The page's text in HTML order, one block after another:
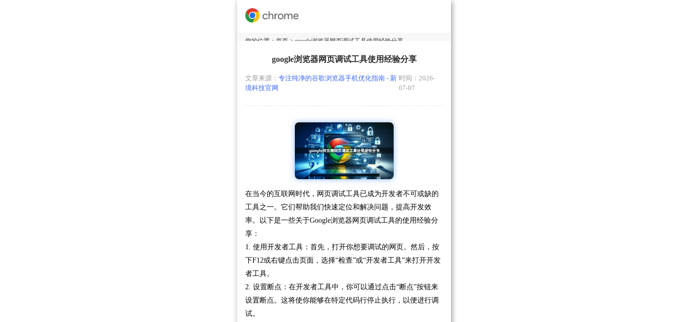
您的位置： 首页 > google浏览器网页调试工具使用经验分享
google浏览器网页调试工具使用经验分享
文章来源： 专注纯净的谷歌浏览器手机优化指南 - 新
境科技官网
时间：2026-
07-07
在当今的互联网时代，网页调试工具已成为开发者不可或缺的
工具之一。它们帮助我们快速定位和解决问题，提高开发效
率。以下是一些关于Google浏览器网页调试工具的使用经验分
享：
1. 使用开发者工具：首先，打开你想要调试的网页。然后，按
下F12或右键点击页面，选择“检查”或“开发者工具”来打开开发
者工具。
2. 设置断点：在开发者工具中，你可以通过点击“断点”按钮来
设置断点。这将使你能够在特定代码行停止执行，以便进行调
试。